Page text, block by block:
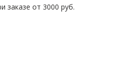
заказе от 3000 руб.